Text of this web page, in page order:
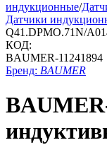
индукционные/
Датчики
Q41.DPMO.71N/
КОД:
BAUMER-11241894
Бренд: BAUMER